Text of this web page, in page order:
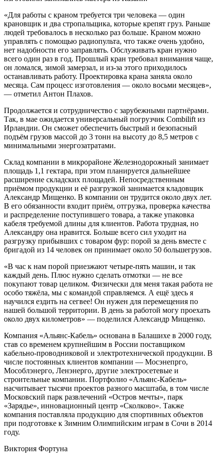
«Для работы с краном требуется три человека — один
крановщик и два стропальщика, которые крепят груз. Раньше
людей требовалось в несколько раз больше. Краном можно
управлять с помощью радиопульта, что также очень удобно,
нет надобности его заправлять. Обслуживать кран нужно
всего один раз в год. Прошлый кран требовал внимания чаще,
он ломался, зимой замерзал, и из-за этого приходилось
останавливать работу. Проектировка крана заняла около
месяца. Сам процесс изготовления — около восьми месяцев»,
— отметил Антон Плахов.
Продолжается и сотрудничество с зарубежными партнёрами.
Так, в мае ожидается универсальный погрузчик Combilift из
Ирландии. Он сможет обеспечить быстрый и безопасный
подъём грузов массой до 3 тонн на высоту до 8,5 метров с
минимальными энергозатратами.
Склад компании в микрорайоне Железнодорожный занимает
площадь 1,1 гектара, при этом планируется дальнейшее
расширение складских площадей. Непосредственным
приёмом продукции и её разгрузкой занимается кладовщик
Александр Мищенко. В компании он трудится около двух лет.
В его обязанности входит приём, отгрузка, проверка качества
и распределение поступившего товара, а также упаковка
кабеля требуемой длины для клиентов. Работа трудная, но
Александру она нравится. Больше всего сил уходит на
разгрузку прибывших с товаром фур: порой за день вместе с
бригадой из 14 человек он принимает около 50 большегрузов.
«В час к нам порой приезжают четыре-пять машин, и так
каждый день. Плюс нужно сделать отмотки — не все
покупают товар целиком. Физически для меня такая работа не
особо тяжёла, мы с командой справляемся. А ещё здесь я
научился ездить на сегвее! Он нужен для перемещения по
нашей большой территории. В день за работой могу проехать
около двух километров» — поделился Александр Мищенко.
Компания «Альянс-Кабель» основана в Балашихе в 2000 году,
став со временем крупнейшим в России поставщиком
кабельно-проводниковой и электротехнической продукции. В
числе постоянных клиентов компании — Мосэнепрго,
Мособлэнерго, Ленэнерго, другие электросетевые и
строительные компании. Портфолио «Альянс-Кабель»
насчитывает тысячи проектов разного масштаба, в том числе
Московский парк развлечений «Остров мечты», парк
«Зарядье», инновационный центр «Сколково». Также
компания поставляла продукцию для спортивных объектов
при подготовке к Зимним Олимпийским играм в Сочи в 2014
году.
Виктория Фортуна